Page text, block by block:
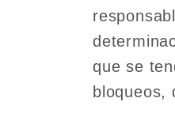
que se
bloqueos,